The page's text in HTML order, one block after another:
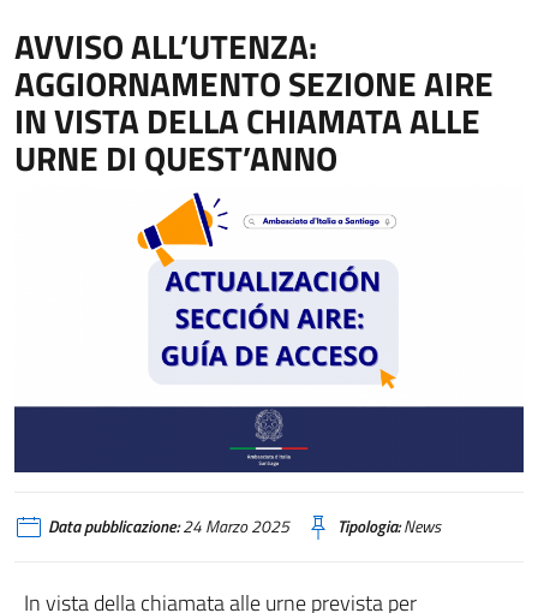
AVVISO ALL’UTENZA:
AGGIORNAMENTO SEZIONE AIRE
IN VISTA DELLA CHIAMATA ALLE
URNE DI QUEST’ANNO
Data pubblicazione:24 Marzo 2025 Tipologia:News
In vista della chiamata alle urne prevista per